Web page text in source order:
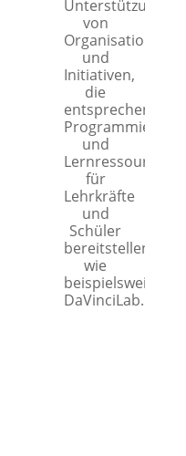
Unterstützung
von
Organisationen
und
Initiativen,
die
entsprechende
Programmierkurse
und
Lernressourcen
für
Lehrkräfte
und
Schüler
bereitstellen,
wie
beispielsweise
DaVinciLab.